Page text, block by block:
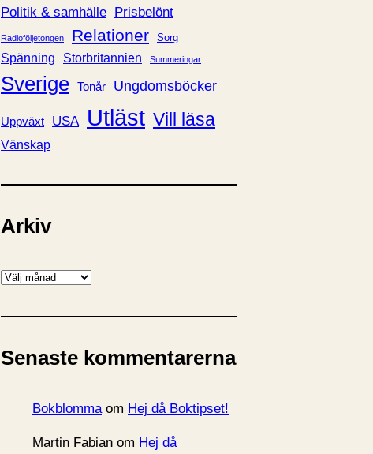
Politik & samhälle Prisbelönt
Radioföljetongen Relationer Sorg
Spänning Storbritannien Summeringar
Sverige Tonår Ungdomsböcker
Uppväxt USA Utläst Vill läsa
Vänskap
Arkiv
A
k
v
Senaste kommentarerna
Bokblommaom Hej då Boktipset!
Martin Fabian om Hej då